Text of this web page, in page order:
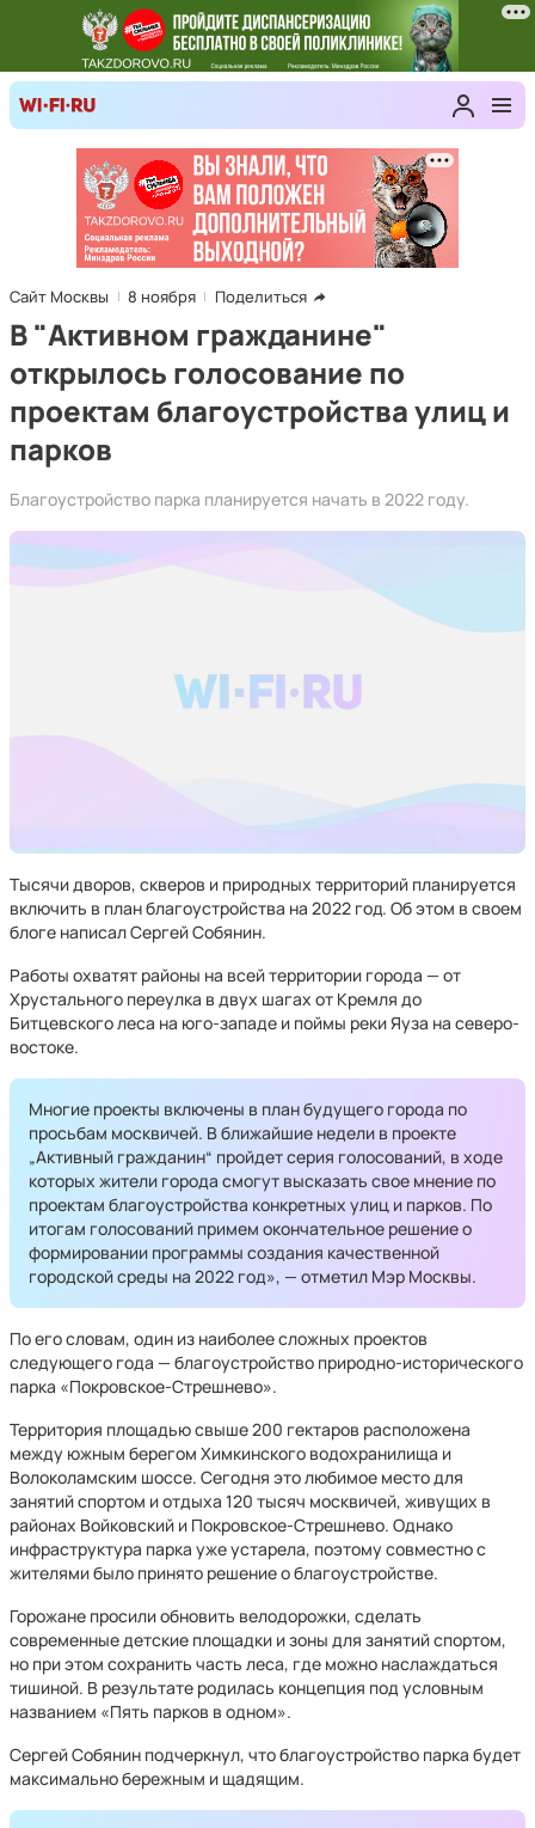
Сайт Москвы 8 ноября Поделиться
В "Активном гражданине"
открылось голосование по
проектам благоустройства улиц и
парков
Благоустройство парка планируется начать в 2022 году.
Тысячи дворов, скверов и природных территорий планируется
включить в план благоустройства на 2022 год. Об этом в своем
блоге написал Сергей Собянин.
Работы охватят районы на всей территории города — от
Хрустального переулка в двух шагах от Кремля до
Битцевского леса на юго-западе и поймы реки Яуза на северо-
востоке.
Многие проекты включены в план будущего города по
просьбам москвичей. В ближайшие недели в проекте
„Активный гражданин“ пройдет серия голосований, в ходе
которых жители города смогут высказать свое мнение по
проектам благоустройства конкретных улиц и парков. По
итогам голосований примем окончательное решение о
формировании программы создания качественной
городской среды на 2022 год», — отметил Мэр Москвы.
По его словам, один из наиболее сложных проектов
следующего года — благоустройство природно-исторического
парка «Покровское-Стрешнево».
Территория площадью свыше 200 гектаров расположена
между южным берегом Химкинского водохранилища и
Волоколамским шоссе. Сегодня это любимое место для
занятий спортом и отдыха 120 тысяч москвичей, живущих в
районах Войковский и Покровское-Стрешнево. Однако
инфраструктура парка уже устарела, поэтому совместно с
жителями было принято решение о благоустройстве.
Горожане просили обновить велодорожки, сделать
современные детские площадки и зоны для занятий спортом,
но при этом сохранить часть леса, где можно наслаждаться
тишиной. В результате родилась концепция под условным
названием «Пять парков в одном».
Сергей Собянин подчеркнул, что благоустройство парка будет
максимально бережным и щадящим.